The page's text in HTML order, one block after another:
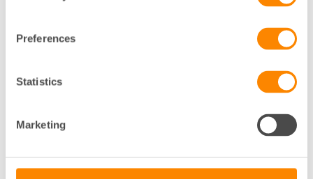
Preferences
Statistics
Marketing
Klicka för att visa e-post
ANNA-KARIN ELFVERSON